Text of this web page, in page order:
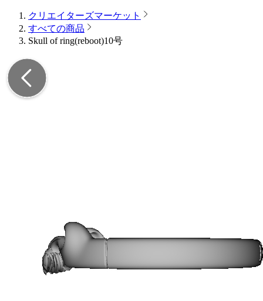
クリエイターズマーケット
すべての商品
Skull of ring(reboot)10号